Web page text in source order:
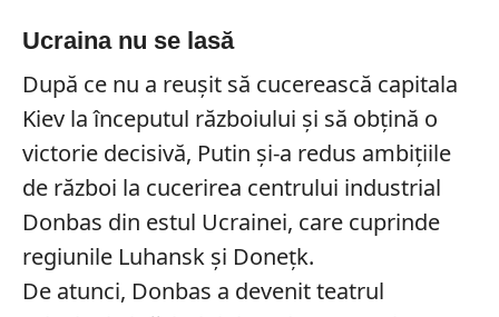
Ucraina nu se lasă
După ce nu a reușit să cucerească capitala
Kiev la începutul războiului și să obțină o
victorie decisivă, Putin și-a redus ambițiile
de război la cucerirea centrului industrial
Donbas din estul Ucrainei, care cuprinde
regiunile Luhansk și Donețk.
De atunci, Donbas a devenit teatrul